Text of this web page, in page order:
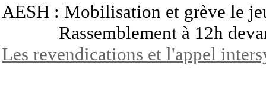
AESH : Mobilisation et grève le
Rassemblement à 12h
Les revendications et l'appel